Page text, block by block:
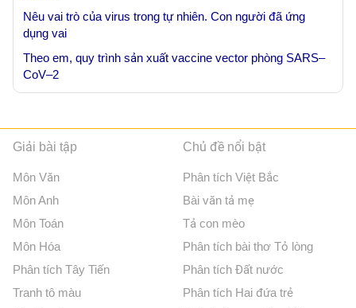
Nêu vai trò của virus trong tự nhiên. Con người đã ứng
dụng vai
Theo em, quy trình sản xuất vaccine vector phòng SARS–
CoV–2
Giải bài tập
Môn Văn
Môn Anh
Môn Toán
Môn Hóa
Phân tích Tây Tiến
Tranh tô màu
Chủ đề nổi bật
Phân tích Việt Bắc
Bài văn tả mẹ
Tả con mèo
Phân tích bài thơ Tỏ lòng
Phân tích Đất nước
Phân tích Hai đứa trẻ